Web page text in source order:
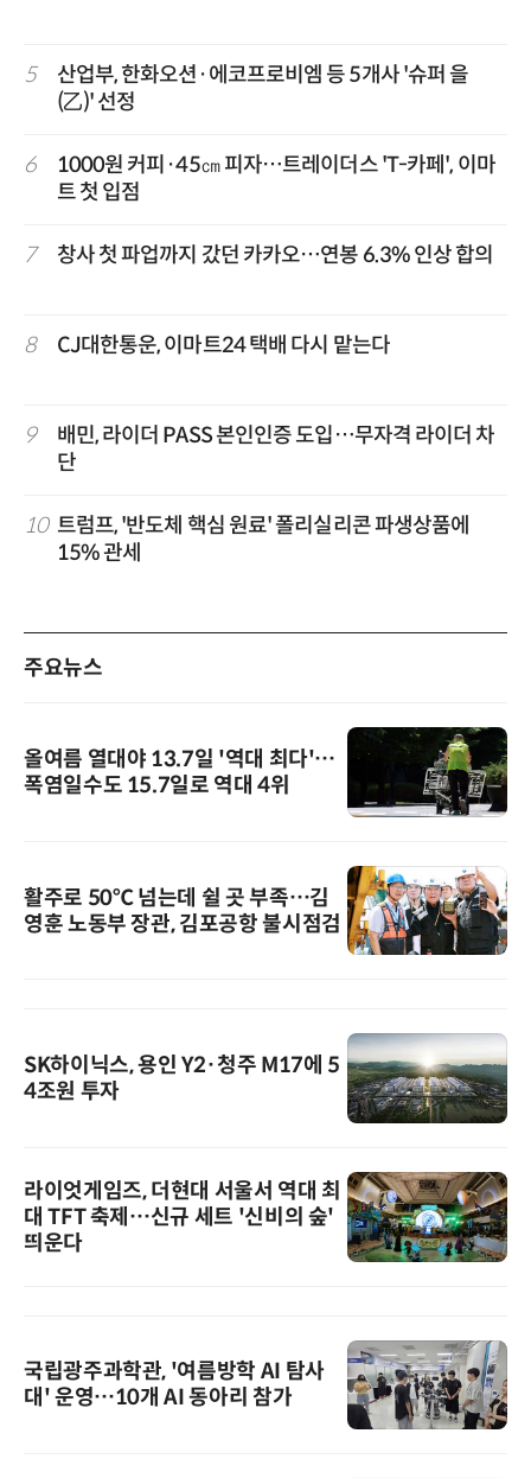
5
산업부, 한화오션·에코프로비엠 등 5개사 '슈퍼 을
(乙)' 선정
6
1000원 커피·45㎝ 피자…트레이더스 'T-카페', 이마
트 첫 입점
7 창사 첫 파업까지 갔던 카카오…연봉 6.3% 인상 합의
8 CJ대한통운, 이마트24 택배 다시 맡는다
9
배민, 라이더 PASS 본인인증 도입…무자격 라이더 차
단
10 트럼프, '반도체 핵심 원료' 폴리실리콘 파생상품에
15% 관세
주요뉴스
올여름 열대야 13.7일 '역대 최다'…
폭염일수도 15.7일로 역대 4위
활주로 50℃ 넘는데 쉴 곳 부족…김
영훈 노동부 장관, 김포공항 불시점검
SK하이닉스, 용인 Y2·청주 M17에 5
4조원 투자
라이엇게임즈, 더현대 서울서 역대 최
대 TFT 축제…신규 세트 '신비의 숲'
띄운다
국립광주과학관, '여름방학 AI 탐사
대' 운영…10개 AI 동아리 참가